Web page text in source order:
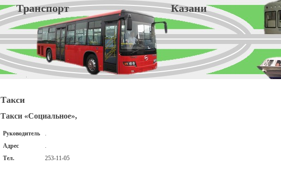
Транспорт Казани
Такси
Такси «Социальное»,
Руководитель
Адрес
Тел.
253-11-05